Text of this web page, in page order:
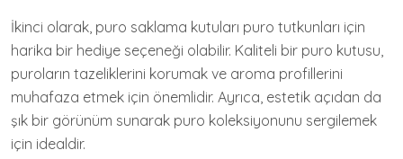
İkinci olarak, puro saklama kutuları puro tutkunları için
harika bir hediye seçeneği olabilir. Kaliteli bir puro kutusu,
puroların tazeliklerini korumak ve aroma profillerini
muhafaza etmek için önemlidir. Ayrıca, estetik açıdan da
şık bir görünüm sunarak puro koleksiyonunu sergilemek
için idealdir.